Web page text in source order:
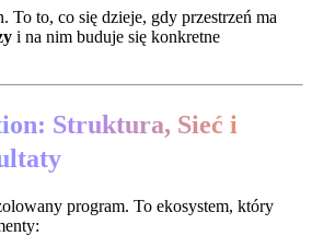
To to, co się dzieje, gdy przestrzeń ma
i na nim buduje się konkretne
Struktura, Sieć i
program. To ekosystem, który